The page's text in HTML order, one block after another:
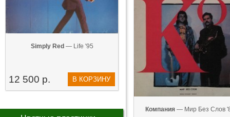
Simply Red — Life '95
12 500 р. В КОРЗИНУ
Компания — Мир Без Слов